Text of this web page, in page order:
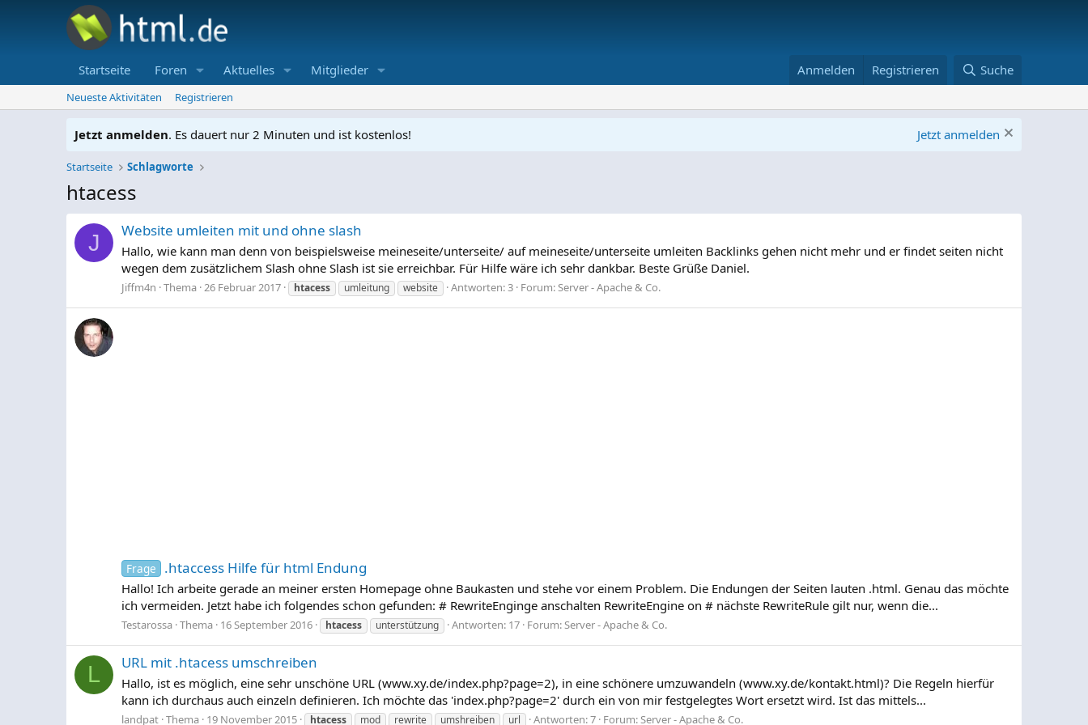
Startseite Foren Aktuelles Mitglieder Anmelden Registrieren Suche
Neueste Aktivitäten Registrieren
Jetzt anmelden. Es dauert nur 2 Minuten und ist kostenlos! Jetzt anmelden
Startseite Schlagworte
htacess
J Website umleiten mit und ohne slash
Hallo, wie kann man denn von beispielsweise meineseite/unterseite/ auf meineseite/unterseite umleiten Backlinks gehen nicht mehr und er findet seiten nicht
wegen dem zusätzlichem Slash ohne Slash ist sie erreichbar. Für Hilfe wäre ich sehr dankbar. Beste Grüße Daniel.
Jiffm4n Thema 26 Februar 2017 htacess umleitung website Antworten: 3 Forum:Server - Apache & Co.
Frage .htaccess Hilfe für html Endung
Hallo! Ich arbeite gerade an meiner ersten Homepage ohne Baukasten und stehe vor einem Problem. Die Endungen der Seiten lauten .html. Genau das möchte
ich vermeiden. Jetzt habe ich folgendes schon gefunden: # RewriteEnginge anschalten RewriteEngine on # nächste RewriteRule gilt nur, wenn die...
Testarossa Thema 16 September 2016 htacess unterstützung Antworten: 17 Forum:Server - Apache & Co.
L URL mit .htacess umschreiben
Hallo, ist es möglich, eine sehr unschöne URL (www.xy.de/index.php?page=2), in eine schönere umzuwandeln (www.xy.de/kontakt.html)? Die Regeln hierfür
kann ich durchaus auch einzeln definieren. Ich möchte das 'index.php?page=2' durch ein von mir festgelegtes Wort ersetzt wird. Ist das mittels...
landpat Thema 19 November 2015 htacess mod rewrite umshreiben url Antworten: 7 Forum: Server - Apache & Co.